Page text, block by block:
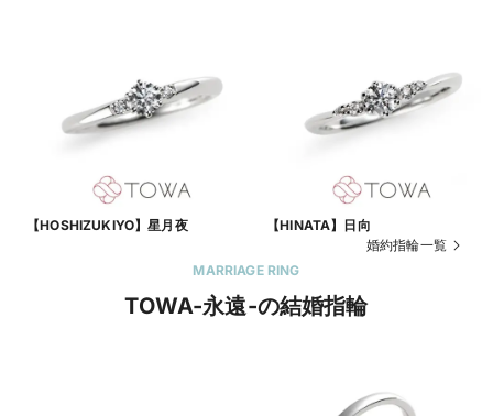
【HOSHIZUKIYO】星月夜
【HINATA】日向
婚約指輪一覧
MARRIAGE RING
TOWA-永遠-の結婚指輪